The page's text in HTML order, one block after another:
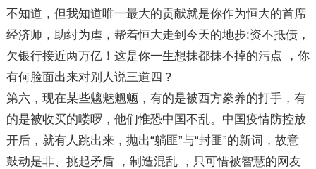
不知道，但我知道唯一最大的贡献就是你作为恒大的首席
经济师，助纣为虐，帮着恒大走到今天的地步:资不抵债，
欠银行接近两万亿！这是你一生想抹都抹不掉的污点 ，你
有何脸面出来对别人说三道四？
第六，现在某些魑魅魍魉，有的是被西方豢养的打手，有
的是被收买的喽啰，他们惟恐中国不乱。中国疫情防控放
开后，就有人跳出来，抛出“躺匪”与“封匪”的新词，故意
鼓动是非、挑起矛盾 ，制造混乱 ，只可惜被智慧的网友